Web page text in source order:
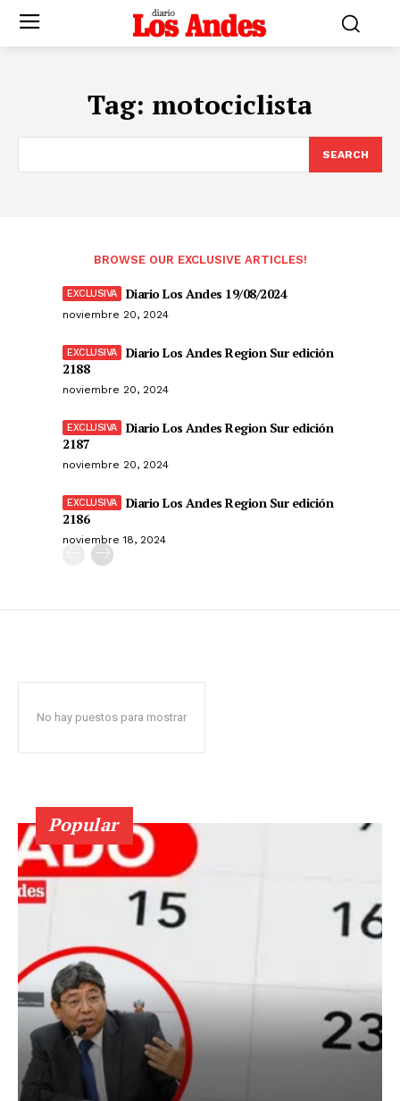
Tag: motociclista
SEARCH
BROWSE OUR EXCLUSIVE ARTICLES!
Diario Los Andes 19/08/2024
noviembre 20, 2024
Diario Los Andes Region Sur edición
2188
noviembre 20, 2024
Diario Los Andes Region Sur edición
2187
noviembre 20, 2024
Diario Los Andes Region Sur edición
2186
noviembre 18, 2024
No hay puestos para mostrar
Popular